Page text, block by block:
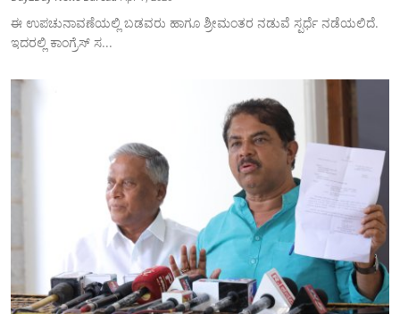
ಈ ಉಪಚುನಾವಣೆಯಲ್ಲಿ ಬಡವರು ಹಾಗೂ ಶ್ರೀಮಂತರ ನಡುವೆ ಸ್ಪರ್ಧೆ ನಡೆಯಲಿದೆ.
ಇದರಲ್ಲಿ ಕಾಂಗ್ರೆಸ್ ಸ...